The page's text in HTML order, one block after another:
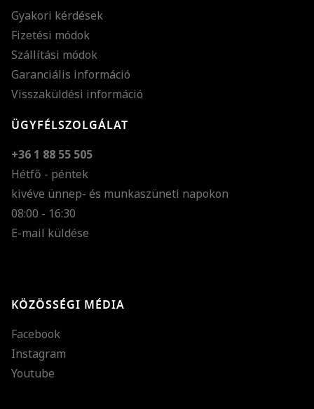
Gyakori kérdések
Fizetési módok
Szállítási módok
Garanciális információ
Visszaküldési információ
ÜGYFÉLSZOLGÁLAT
+36 1 88 55 505
Hétfő - péntek
kivéve ünnep- és munkaszüneti napokon
08:00 - 16:30
E-mail küldése
KÖZÖSSÉGI MÉDIA
Facebook
Instagram
Youtube